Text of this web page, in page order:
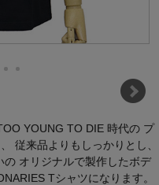
YOUNG TO DIE 時代の プ
従来品よりもしっかりとし、
オリジナルで製作したボデ
Tシャツになります。